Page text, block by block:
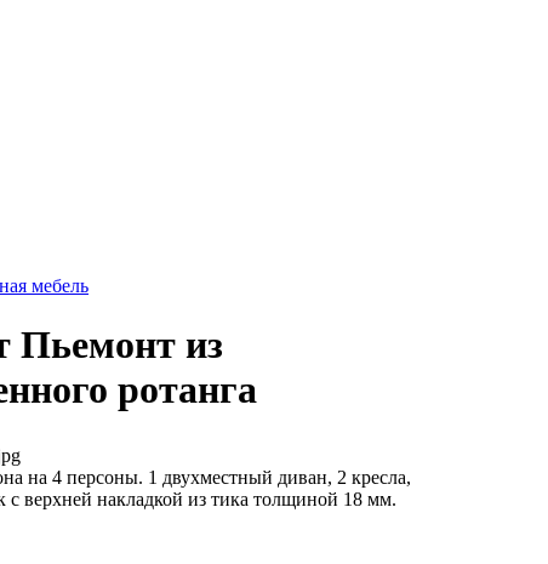
мебель
Пьемонт из
ротанга
на 4 персоны. 1 двухместный диван, 2 кресла,
с верхней накладкой из тика толщиной 18 мм.